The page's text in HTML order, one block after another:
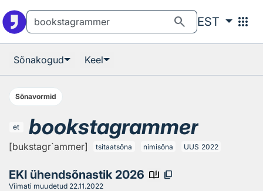
search EST apps
Sõnakogud Keel
Sõnavormid
et bookstagrammer
[bukstagr`ammer] tsitaatsõna nimisõna UUS 2022
EKI ühendsõnastik 2026 book_ribbon content_copy
Viimati muudetud 22.11.2022